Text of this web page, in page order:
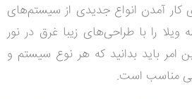
کار آمدن انواع جدیدی از سیستم‌های
ویلا را با طراحی‌های زیبا غرق در نور
امر باید بدانید که هر نوع سیستم و
مناسب است.